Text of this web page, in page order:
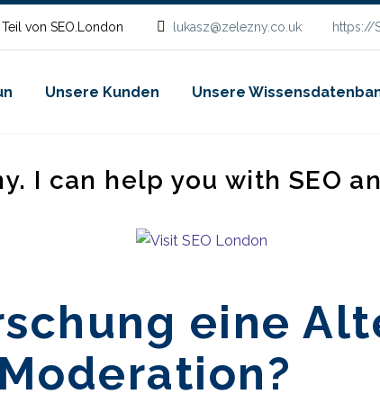
von SEO.London lukasz@zelezny.co.uk https://
Unsere Kunden Unsere
I can help you with SEO
eine